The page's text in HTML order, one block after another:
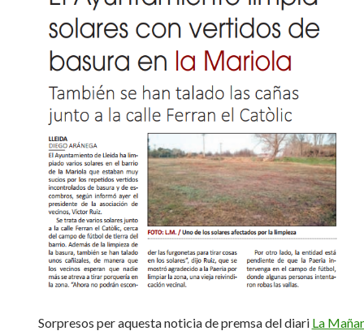
Sorpresos per aquesta noticia de premsa del diari La